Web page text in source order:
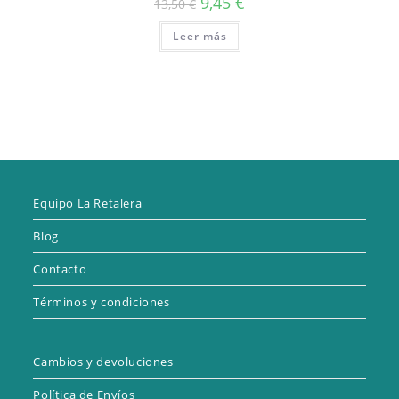
13,50€ precio
original
era:
13,50 €.
Leer más
Equipo La Retalera
Blog
Contacto
Términos y condiciones
Cambios y devoluciones
Política de Envíos